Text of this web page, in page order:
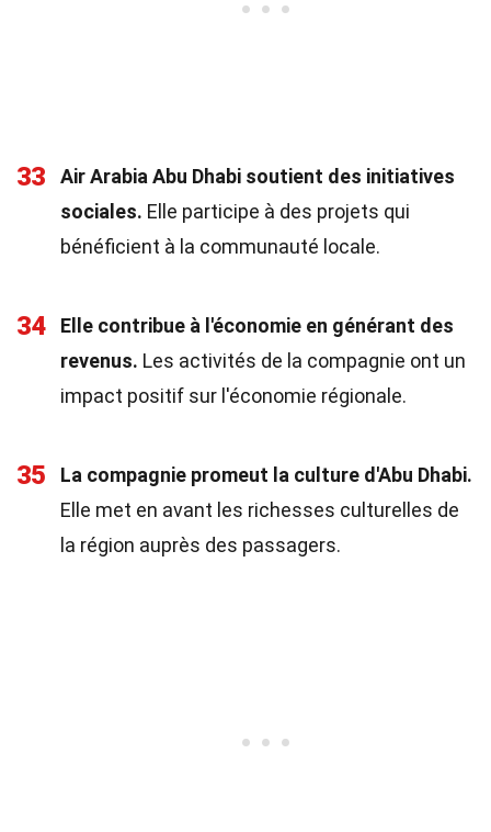
33
Air Arabia Abu Dhabi soutient des initiatives
sociales. Elle participe à des projets qui
bénéficient à la communauté locale.
34
Elle contribue à l'économie en générant des
revenus. Les activités de la compagnie ont un
impact positif sur l'économie régionale.
35
La compagnie promeut la culture d'Abu Dhabi.
Elle met en avant les richesses culturelles de
la région auprès des passagers.